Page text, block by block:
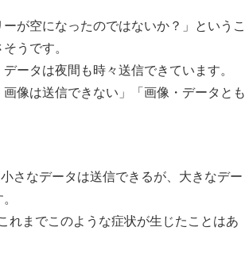
が空になったのではないか？」というこ
うです。
ータは夜間も時々送信できています。
像は送信できない」「画像・データとも
さなデータは送信できるが、大きなデー
れまでこのような症状が生じたことはあ